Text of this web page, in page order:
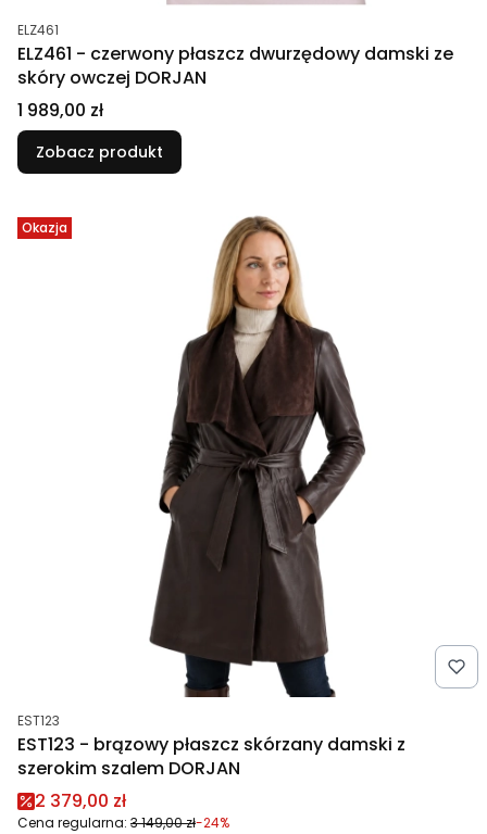
Kod produktu
ELZ461
ELZ461 - czerwony płaszcz dwurzędowy damski ze
skóry owczej DORJAN
Cena
1 989,00 zł
Zobacz produkt
Okazja
Kod produktu
EST123
EST123 - brązowy płaszcz skórzany damski z
szerokim szalem DORJAN
Cena promocyjna
2 379,00 zł
Cena regularna: 3 149,00 zł-24%